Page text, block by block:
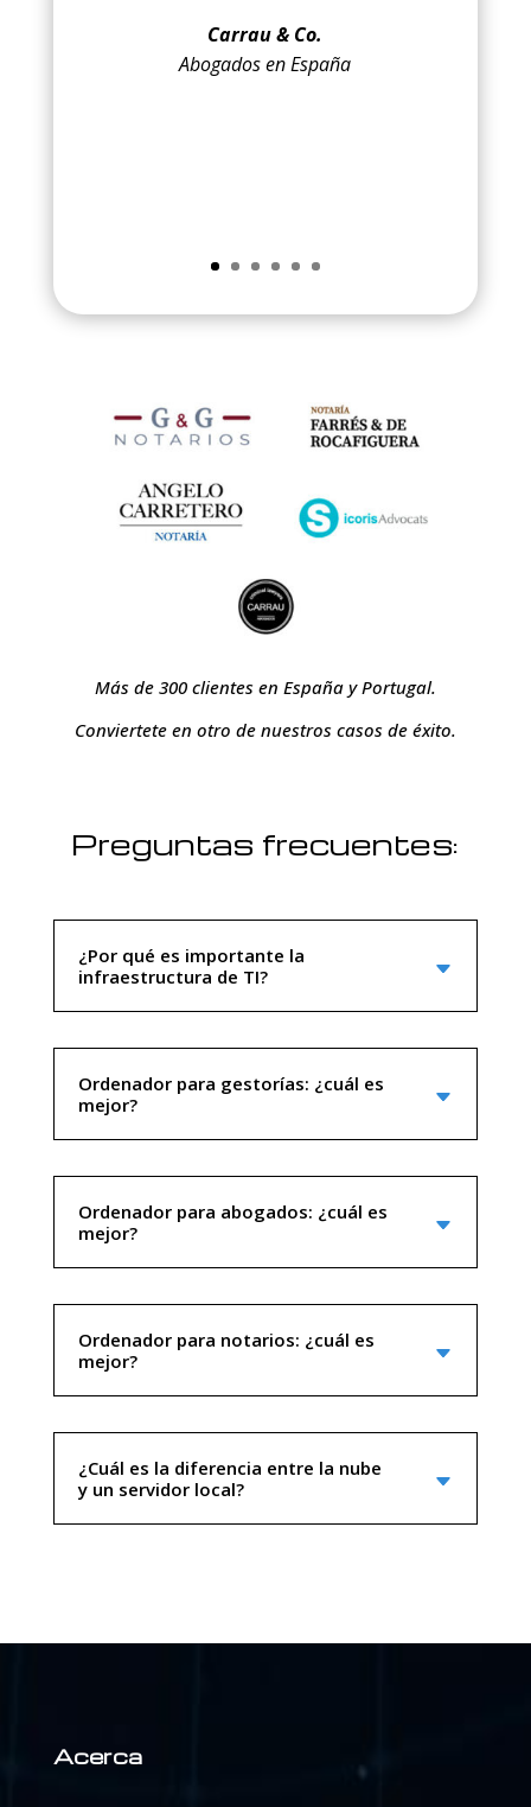
Carrau & Co.
Abogados en España
Más de 300 clientes en España y Portugal.
Conviertete en otro de nuestros casos de éxito.
Preguntas frecuentes:
¿Por qué es importante la
infraestructura de TI?
Ordenador para gestorías: ¿cuál es
mejor?
Ordenador para abogados: ¿cuál es
mejor?
Ordenador para notarios: ¿cuál es
mejor?
¿Cuál es la diferencia entre la nube
y un servidor local?
Acerca